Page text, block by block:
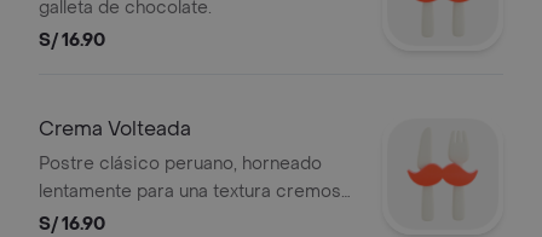
galleta de chocolate.
S/ 16.90
Crema Volteada
Postre clásico peruano, horneado
lentamente para una textura cremosa
y cubierta de caramelo.
S/ 16.90